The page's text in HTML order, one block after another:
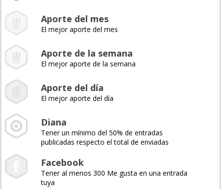
Aporte del mes
El mejor aporte del mes
Aporte de la semana
El mejor aporte de la semana
Aporte del día
El mejor aporte del día
Diana
Tener un mínimo del 50% de entradas
publicadas respecto el total de enviadas
Facebook
Tener al menos 300 Me gusta en una entrada
tuya